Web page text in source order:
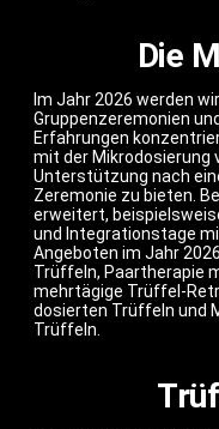
Die
Im Jahr 2026 werden
Gruppenzeremonien
Erfahrungen
mit der Mikrodosierung
Unterstützung nach
Zeremonie zu bieten.
erweitert,
und Integrationstage
Angeboten im Jahr
Trüffeln, Paartherapie
mehrtägige Trüffel-
dosierten Trüffeln und
Trüffeln.